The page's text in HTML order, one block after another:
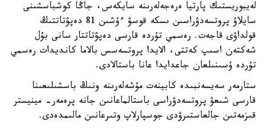
لەيبوريستىك پارتيا ەرەجەلەرىنە سايكەس، جاڭا كوشباسشىنى
سايلاۋ پروتسەدۋراسىن ىسكە قوسۋ ءۇشىن 81 دەپۋتاتتىڭ
قولداۋى قاجەت. رەسمي تۇردە قارسى دەپۋتاتتار سانى بۇل
شەكتەن اسىپ كەتتى، الايدا پروتسەسس بالاما كانديدات رەسمي
تۇردە ۇسىنىلعان جاعدايدا عانا باستالادى.
ستارمەر سەيسەنبىدە كابينەت مۇشەلەرىنە ونىڭ باسشىلىعىنا
قارسى شىعۋ پروتسەدۋراسى باستالماعانىن جانە پرەمەر- مينيستر
قىزمەتىن جالعاستىرۋدى جوسپارلاپ وتىرعانىن مالىمدەدى.